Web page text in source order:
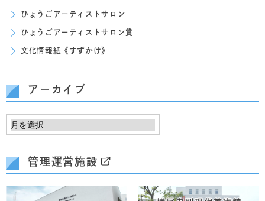
ひょうごアーティストサロン
ひょうごアーティストサロン賞
文化情報紙《すずかけ》
アーカイブ
管理運営施設